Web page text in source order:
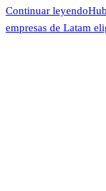
Continuar leyendo
empresas de Latam